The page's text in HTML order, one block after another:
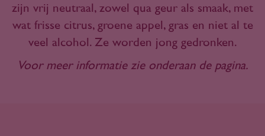
zijn vrij neutraal, zowel qua geur als smaak, met
wat frisse citrus, groene appel, gras en niet al te
veel alcohol. Ze worden jong gedronken.
Voor meer informatie zie onderaan de pagina.